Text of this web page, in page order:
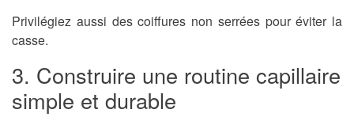
Privilégiez aussi des coiffures non serrées pour éviter la
casse.
3. Construire une routine capillaire
simple et durable